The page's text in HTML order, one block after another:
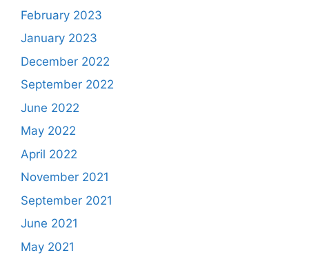
February 2023
January 2023
December 2022
September 2022
June 2022
May 2022
April 2022
November 2021
September 2021
June 2021
May 2021